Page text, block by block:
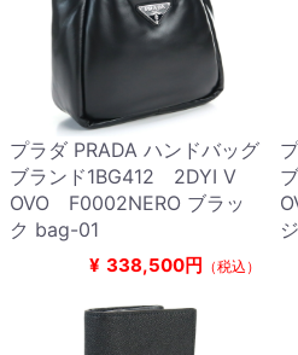
プラダ PRADA ハンドバッグ
ブランド1BG412 2DYI V
OVO F0002NERO ブラッ
ク bag-01
¥ 338,500円 （税込）